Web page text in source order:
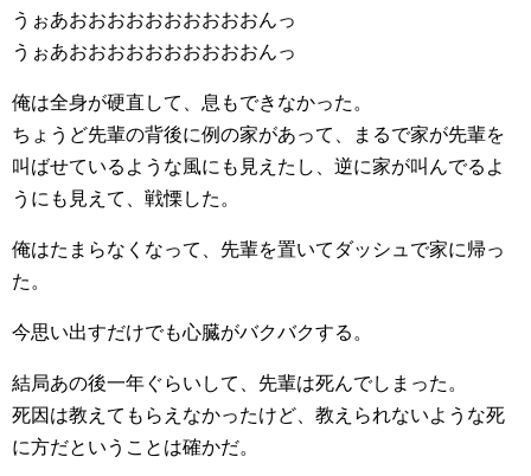
うぉあおおおおおおおおおおんっ
うぉあおおおおおおおおおおんっ
俺は全身が硬直して、息もできなかった。
ちょうど先輩の背後に例の家があって、まるで家が先輩を
叫ばせているような風にも見えたし、逆に家が叫んでるよ
うにも見えて、戦慄した。
俺はたまらなくなって、先輩を置いてダッシュで家に帰っ
た。
今思い出すだけでも心臓がバクバクする。
結局あの後一年ぐらいして、先輩は死んでしまった。
死因は教えてもらえなかったけど、教えられないような死
に方だということは確かだ。